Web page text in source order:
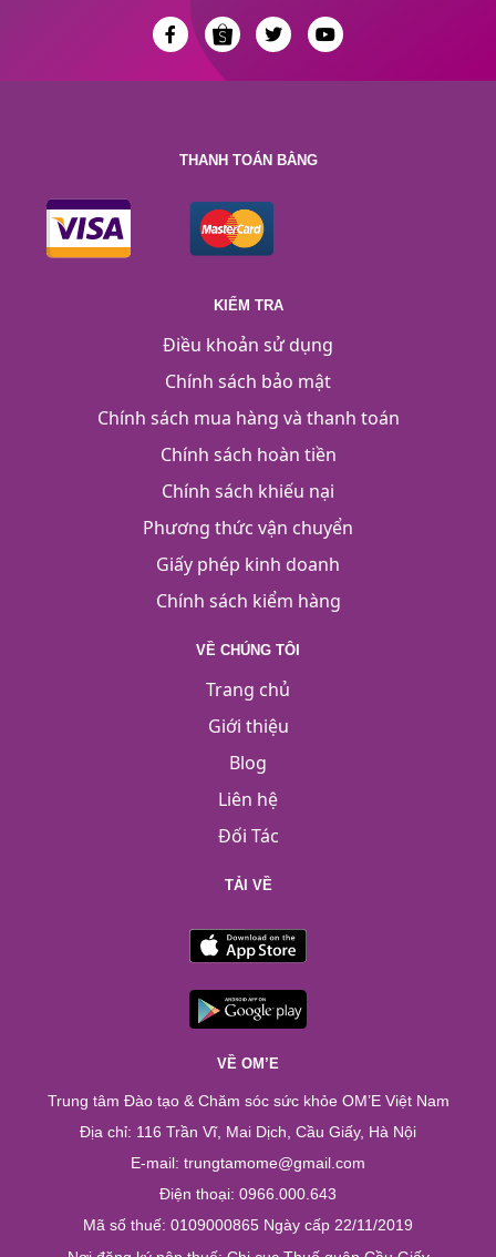
THANH TOÁN BẰNG
KIỂM TRA
Điều khoản sử dụng
Chính sách bảo mật
Chính sách mua hàng và thanh toán
Chính sách hoàn tiền
Chính sách khiếu nại
Phương thức vận chuyển
Giấy phép kinh doanh
Chính sách kiểm hàng
VỀ CHÚNG TÔI
Trang chủ
Giới thiệu
Blog
Liên hệ
Đối Tác
TẢI VỀ
VỀ OM’E
Trung tâm Đào tạo & Chăm sóc sức khỏe OM’E Việt Nam
Địa chỉ: 116 Trần Vĩ, Mai Dịch, Cầu Giấy, Hà Nội
E-mail: trungtamome@gmail.com
Điện thoại: 0966.000.643
Mã số thuế: 0109000865 Ngày cấp 22/11/2019